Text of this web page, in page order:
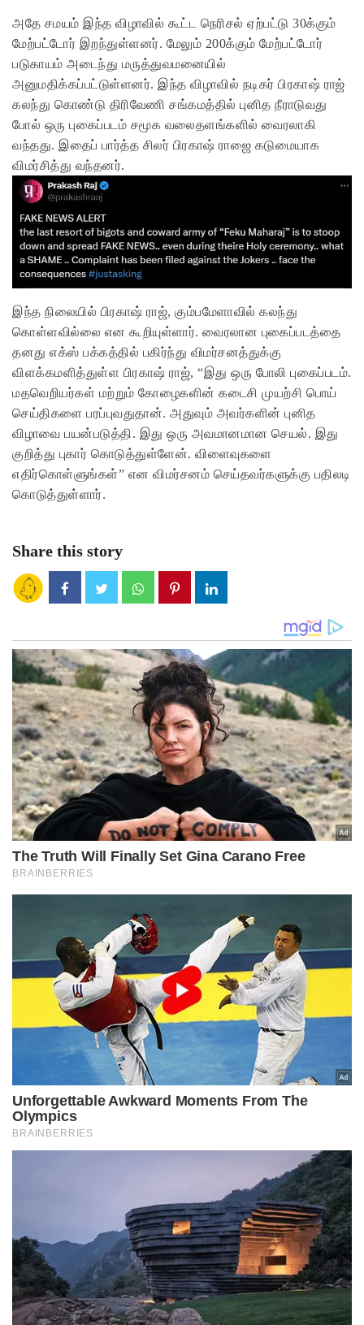
அதே சமயம் இந்த விழாவில் கூட்ட நெரிசல் ஏற்பட்டு 30க்கும்
மேற்பட்டோர் இறந்துள்ளனர். மேலும் 200க்கும் மேற்பட்டோர்
படுகாயம் அடைந்து மருத்துவமனையில்
அனுமதிக்கப்பட்டுள்ளனர். இந்த விழாவில் நடிகர் பிரகாஷ் ராஜ்
கலந்து கொண்டு திரிவேணி சங்கமத்தில் புனித நீராடுவது
போல் ஒரு புகைப்படம் சமூக வலைதளங்களில் வைரலாகி
வந்தது. இதைப் பார்த்த சிலர் பிரகாஷ் ராஜை கடுமையாக
விமர்சித்து வந்தனர்.
இந்த நிலையில் பிரகாஷ் ராஜ், கும்பமேளாவில் கலந்து
கொள்ளவில்லை என கூறியுள்ளார். வைரலான புகைப்படத்தை
தனது எக்ஸ் பக்கத்தில் பகிர்ந்து விமர்சனத்துக்கு
விளக்கமளித்துள்ள பிரகாஷ் ராஜ், “இது ஒரு போலி புகைப்படம்.
மதவெறியர்கள் மற்றும் கோழைகளின் கடைசி முயற்சி பொய்
செய்திகளை பரப்புவதுதான். அதுவும் அவர்களின் புனித
விழாவை பயன்படுத்தி. இது ஒரு அவமானமான செயல். இது
குறித்து புகார் கொடுத்துள்ளேன். விளைவுகளை
எதிர்கொள்ளுங்கள்” என விமர்சனம் செய்தவர்களுக்கு பதிலடி
கொடுத்துள்ளார்.
Share this story